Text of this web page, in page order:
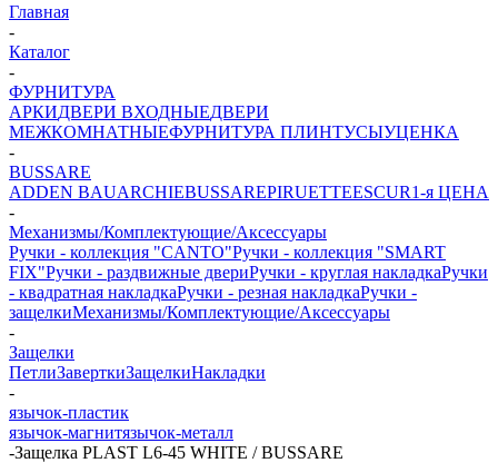
Главная
-
Каталог
-
ФУРНИТУРА
АРКИДВЕРИ ВХОДНЫЕДВЕРИ
МЕЖКОМНАТНЫЕФУРНИТУРА ПЛИНТУСЫУЦЕНКА
-
BUSSARE
ADDEN BAUARCHIEBUSSAREPIRUETTEESCUR1-я ЦЕНА
-
Механизмы/Комплектующие/Аксессуары
Ручки - коллекция "CANTO"Ручки - коллекция "SMART
FIX"Ручки - раздвижные двериРучки - круглая накладкаРучки
- квадратная накладкаРучки - резная накладкаРучки -
защелкиМеханизмы/Комплектующие/Аксессуары
-
Защелки
ПетлиЗаверткиЗащелкиНакладки
-
язычок-пластик
язычок-магнитязычок-металл
-Защелка PLAST L6-45 WHITE / BUSSARE